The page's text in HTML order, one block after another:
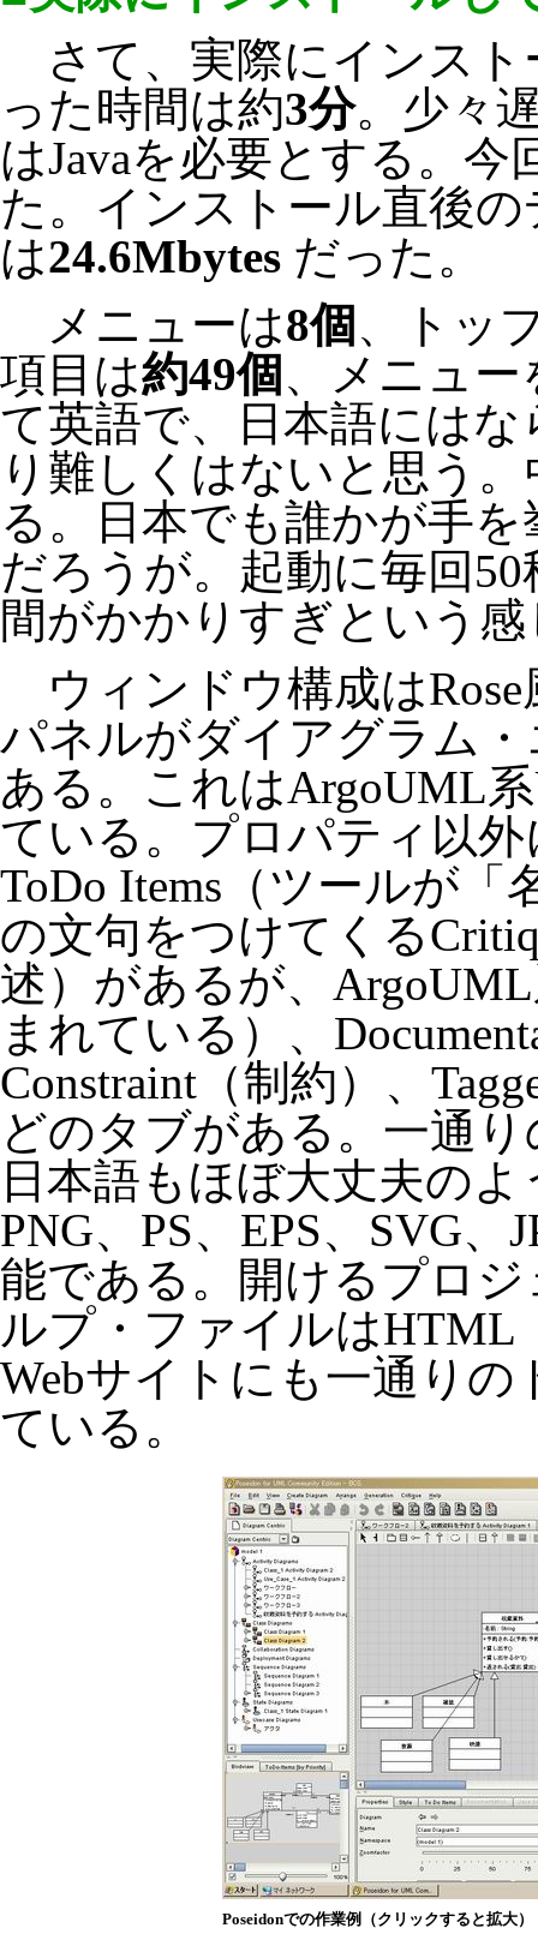
さて、実際にインスト
った時間は約3分。少々
はJavaを必要とする。今
た。インストール直後
は24.6Mbytes だった。
メニューは8個 、トッ
項目は約49個 、メニュ
て英語で、日本語には
り難しくはないと思う
る。日本でも誰かが手
だろうが。起動に毎回
間がかかりすぎという
ウィンドウ構成は
パネルがダイアグラム
ある。これはArgoUML
ている。プロパティ以
ToDo Items（ツールが
の文句をつけてくる
述）があるが、
まれている）、
Constraint（制約）、
どのタブがある。一通
日本語もほぼ大丈夫の
PNG、PS、EPS、SVG
能である。開けるプロ
ルプ・ファイルはHTML
Webサイトにも一通り
ている。
Poseidonでの作業例（クリックすると拡大）